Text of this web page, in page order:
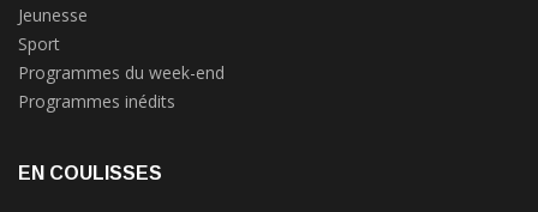
Jeunesse
Sport
Programmes du week-end
Programmes inédits
EN COULISSES